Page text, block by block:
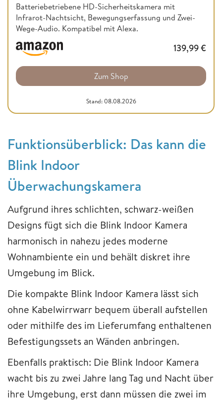
Batteriebetriebene HD-Sicherheitskamera mit
Infrarot-Nachtsicht, Bewegungserfassung und Zwei-
Wege-Audio. Kompatibel mit Alexa.
139,99€
Zum Shop
Stand: 08.08.2026
Funktionsüberblick: Das kann die
Blink Indoor
Überwachungskamera
Aufgrund ihres schlichten, schwarz-weißen
Designs fügt sich die Blink Indoor Kamera
harmonisch in nahezu jedes moderne
Wohnambiente ein und behält diskret ihre
Umgebung im Blick.
Die kompakte Blink Indoor Kamera lässt sich
ohne Kabelwirrwarr bequem überall aufstellen
oder mithilfe des im Lieferumfang enthaltenen
Befestigungssets an Wänden anbringen.
Ebenfalls praktisch: Die Blink Indoor Kamera
wacht bis zu zwei Jahre lang Tag und Nacht über
ihre Umgebung, erst dann müssen die zwei im